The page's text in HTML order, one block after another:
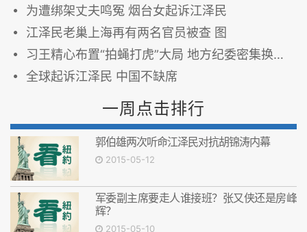
为遭绑架丈夫鸣冤 烟台女起诉江泽民
江泽民老巢上海再有两名官员被查 图
习王精心布置“拍蝇打虎”大局 地方纪委密集换将（图）
全球起诉江泽民 中国不缺席
一周点击排行
郭伯雄两次听命江泽民对抗胡锦涛内幕
2015-05-12
军委副主席要走人谁接班？张又侠还是房峰
辉？
2015-05-10